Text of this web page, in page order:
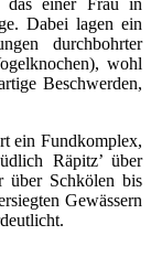
Dabei lagen ein
durchbohrter
wohl
Beschwerden,
ein Fundkomplex,
Räpitz’ über
über Schkölen bis
Gewässern